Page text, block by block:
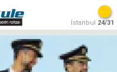
İstanbul 24/31